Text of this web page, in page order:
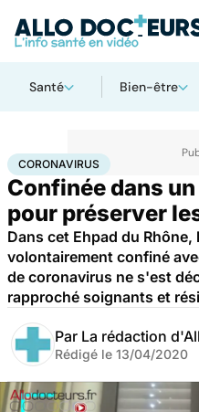
Santé Bien-être
AccueilSantéMaladies Coronavirus
CORONAVIRUS
Confinée dans
pour préserver
Dans cet Ehpad du
volontairement confiné
de coronavirus ne s'est
rapproché soignants et
Par La rédaction
Rédigé le 13/04/2020